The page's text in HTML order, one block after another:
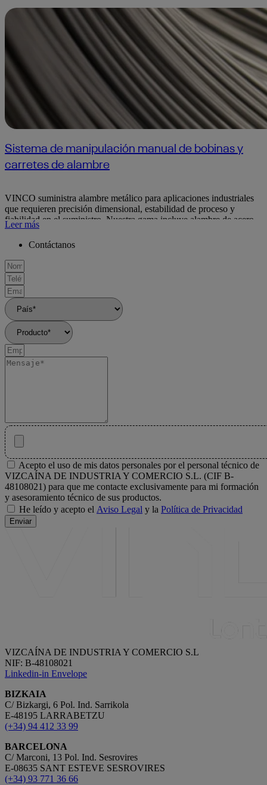
Sistema de manipulación manual de bobinas y
carretes de alambre
VINCO suministra alambre metálico para aplicaciones industriales
que requieren precisión dimensional, estabilidad de proceso y
fiabilidad en el suministro. Nuestra gama incluye alambre de acero
inoxidable, cobre, latón, bronce, aluminio y otras aleaciones no
férreas, además de soluciones en acero de alto y bajo contenido en
Complementamos nuestra oferta con alambre plano laminado,
fabricado y distribuido para procesos de estampación, conformado y
producción de componentes de precisión. Gracias a nuestra
capacidad de laminación propia y a una amplia disponibilidad de
materiales y formatos de suministro, podemos adaptarnos tanto a
especificaciones estándar como a desarrollos de sección a medida.
Trabajamos con sectores como automoción, electrónica,
electrocomponentes, energía, fabricación de muelles y resortes,
electrodomésticos e industria manufacturera. En esta sección
Leer más
Contáctanos
Acepto el uso de mis datos personales por el personal técnico de
VIZCAÍNA DE INDUSTRIA Y COMERCIO S.L. (CIF B-
48108021) para que me contacte exclusivamente para mi formación
y asesoramiento técnico de sus productos.
He leído y acepto el Aviso Legal y la Política de Privacidad
Enviar
VIZCAÍNA DE INDUSTRIA Y COMERCIO S.L
NIF: B-48108021
Linkedin-in Envelope
BIZKAIA
C/ Bizkargi, 6 Pol. Ind. Sarrikola
E-48195 LARRABETZU
(+34) 94 412 33 99
BARCELONA
C/ Marconi, 13 Pol. Ind. Sesrovires
E-08635 SANT ESTEVE SESROVIRES
(+34) 93 771 36 66